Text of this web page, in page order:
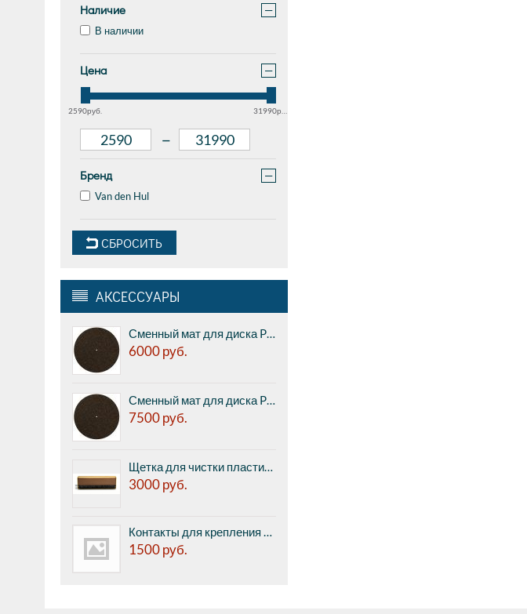
Наличие −
В наличии
Цена −
2590руб.
–
Бренд −
Van den Hul
СБРОСИТЬ
АКСЕССУАРЫ
Сменный мат для диска Pro-ject CORK & RUBBER IT, 1мм (реальная толщина 2,1 мм)
6000руб.
Сменный мат для диска Pro-ject CORK & RUBBER IT, 3мм
7500руб.
Щетка для чистки пластинок Pro-ject BRUSH IT Premium
3000руб.
Контакты для крепления картриджа к тонарму Pro-Ject Pin IT (8 шт. в комплекте)
1500руб.